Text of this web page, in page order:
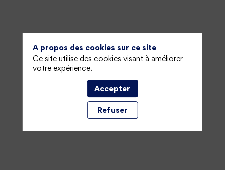
contenu
A propos des cookies sur ce site
Ce site utilise des cookies visant à améliorer
votre expérience.
Accepter
Refuser